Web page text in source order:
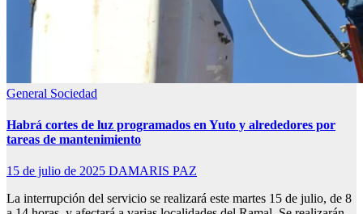
General Sociedad
Habrá cortes de luz programados en Yuto y alrededores por
tareas de mantenimiento
15 de julio de 2025 DAMARIS PAZ
La interrupción del servicio se realizará este martes 15 de julio, de 8